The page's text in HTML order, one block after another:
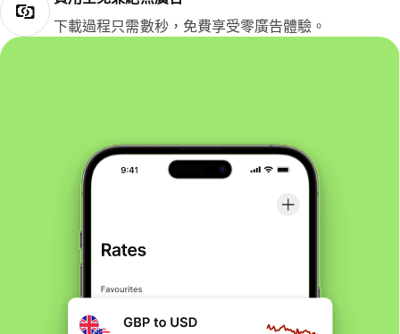
下載過程只需數秒，免費享受零廣告體驗。